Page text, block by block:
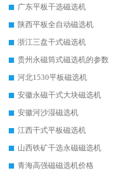
广东平板干选磁选机
陕西平板全自动磁选机
浙江三盘干式磁选机
贵州永磁筒式磁选机的参数
河北1530平板磁选机
安徽永磁干式大块磁选机
安徽河沙湿磁选机
江西干式平板磁选机
山西铁矿干选永磁磁选机
青海高强磁磁选机价格